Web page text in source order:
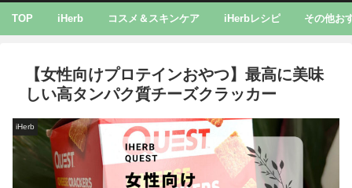
TOP iHerb コスメ＆スキンケア iHerbレシピ その他お
【女性向けプロテインおやつ】最高に美味
しい高タンパク質チーズクラッカー
iHerb